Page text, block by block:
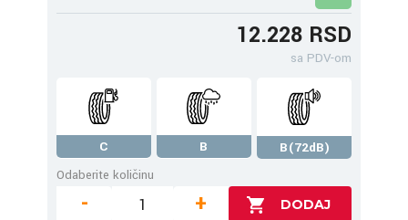
12.228 RSD
sa PDV-om
C B
B(72dB)
Odaberite količinu
- +